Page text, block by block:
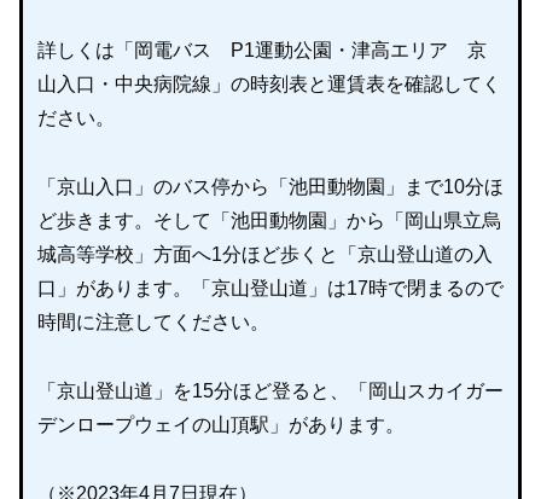
詳しくは「岡電バス P1運動公園・津高エリア 京
山入口・中央病院線」の時刻表と運賃表を確認してく
ださい。
「京山入口」のバス停から「池田動物園」まで10分ほ
ど歩きます。そして「池田動物園」から「岡山県立烏
城高等学校」方面へ1分ほど歩くと「京山登山道の入
口」があります。「京山登山道」は17時で閉まるので
時間に注意してください。
「京山登山道」を15分ほど登ると、「岡山スカイガー
デンロープウェイの山頂駅」があります。
（※2023年4月7日現在）